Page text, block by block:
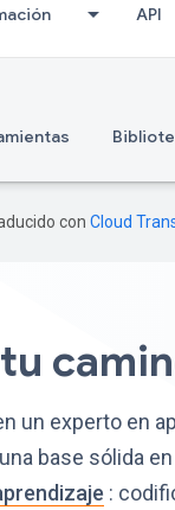
API
con Cloud
un experto en
base sólida en
: